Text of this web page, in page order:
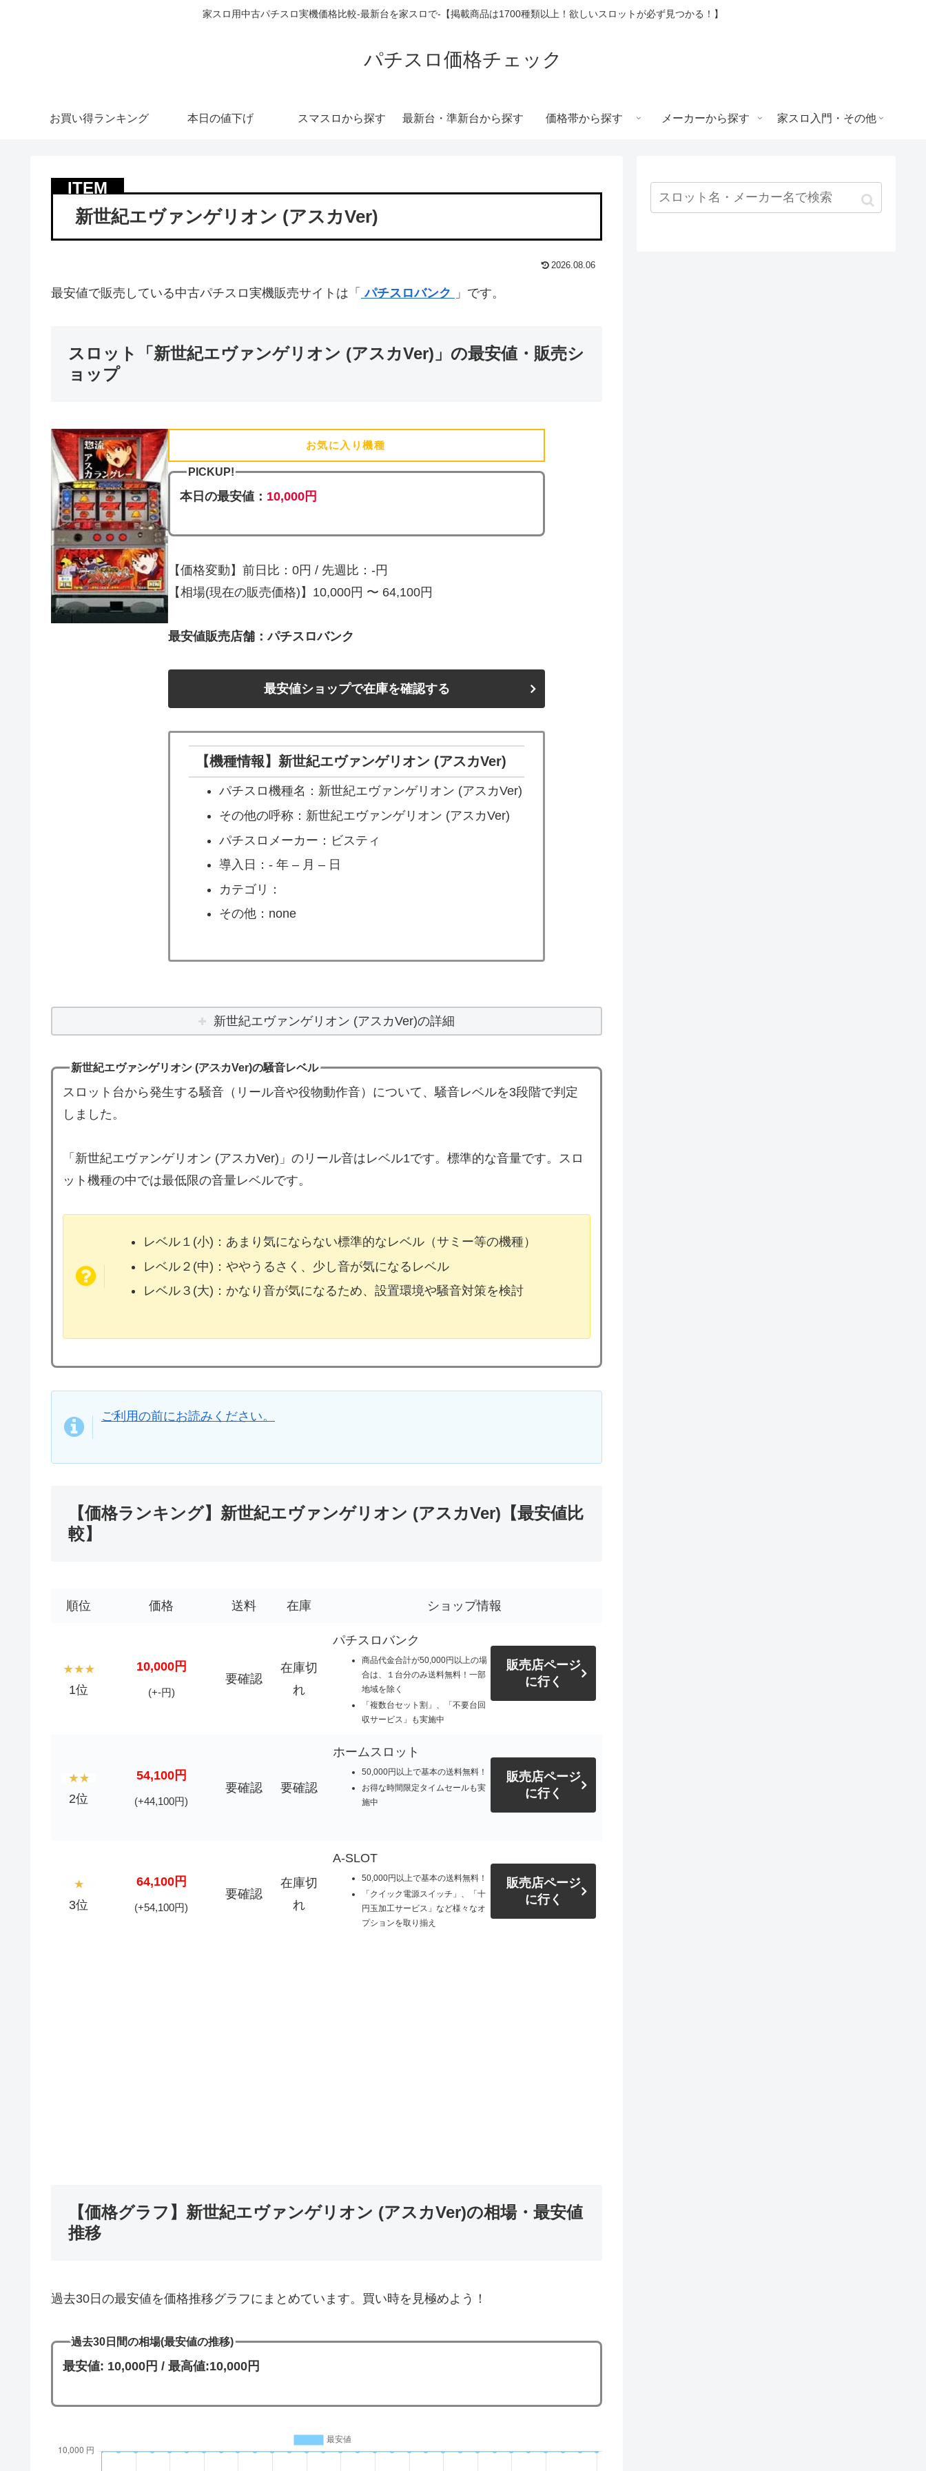
家スロ用中古パチスロ実機価格比較-最新台を家スロで-【掲載商品は1700種類以上！欲しいスロットが必ず見つかる！】
パチスロ価格チェック
お買い得ランキング 本日の値下げ スマスロから探す 最新台・準新台から探す 価格帯から探す メーカーから探す 家スロ入門・その他
新世紀エヴァンゲリオン (アスカVer)
2026.08.06
最安値で販売している中古パチスロ実機販売サイトは「 パチスロバンク 」です。
スロット「新世紀エヴァンゲリオン (アスカVer)」の最安値・販売シ
ョップ
お気に入り機種
PICKUP!
本日の最安値： 10,000円
【価格変動】前日比：0円 / 先週比：-円
【相場(現在の販売価格)】10,000円 〜 64,100円
最安値販売店舗：パチスロバンク
最安値ショップで在庫を確認する
【機種情報】新世紀エヴァンゲリオン (アスカVer)
パチスロ機種名：新世紀エヴァンゲリオン (アスカVer)
その他の呼称：新世紀エヴァンゲリオン (アスカVer)
パチスロメーカー：ビスティ
導入日：- 年 – 月 – 日
カテゴリ：
その他：none
新世紀エヴァンゲリオン (アスカVer)の詳細
新世紀エヴァンゲリオン (アスカVer)の騒音レベル
スロット台から発生する騒音（リール音や役物動作音）について、騒音レベルを3段階で判定
しました。
「新世紀エヴァンゲリオン (アスカVer)」のリール音はレベル1です。標準的な音量です。スロ
ット機種の中では最低限の音量レベルです。
レベル１(小)：あまり気にならない標準的なレベル（サミー等の機種）
レベル２(中)：ややうるさく、少し音が気になるレベル
レベル３(大)：かなり音が気になるため、設置環境や騒音対策を検討
ご利用の前にお読みください。
【価格ランキング】新世紀エヴァンゲリオン (アスカVer)【最安値比
較】
順位 価格 送料 在庫 ショップ情報
1位
10,000円
(+-円)
要確認
在庫切
れ
パチスロバンク
商品代金合計が50,000円以上の場
合は、１台分のみ送料無料！一部
地域を除く
「複数台セット割」、「不要台回
収サービス」も実施中
販売店ページ
に行く
2位
54,100円
(+44,100円)
要確認 要確認
ホームスロット
50,000円以上で基本の送料無料！
お得な時間限定タイムセールも実
施中
販売店ページ
に行く
3位
64,100円
(+54,100円)
要確認
在庫切
れ
A-SLOT
50,000円以上で基本の送料無料！
「クイック電源スイッチ」、「十
円玉加工サービス」など様々なオ
プションを取り揃え
販売店ページ
に行く
【価格グラフ】新世紀エヴァンゲリオン (アスカVer)の相場・最安値
推移
過去30日の最安値を価格推移グラフにまとめています。買い時を見極めよう！
過去30日間の相場(最安値の推移)
最安値: 10,000円 / 最高値:10,000円